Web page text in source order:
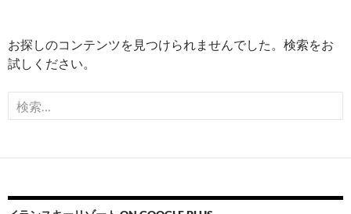
ッ
プ
お探しのコンテンツを見つけられませんでした。検索をお
試しください。
検
索: